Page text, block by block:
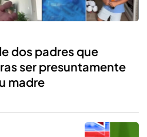
dos padres que
ser presuntamente
madre